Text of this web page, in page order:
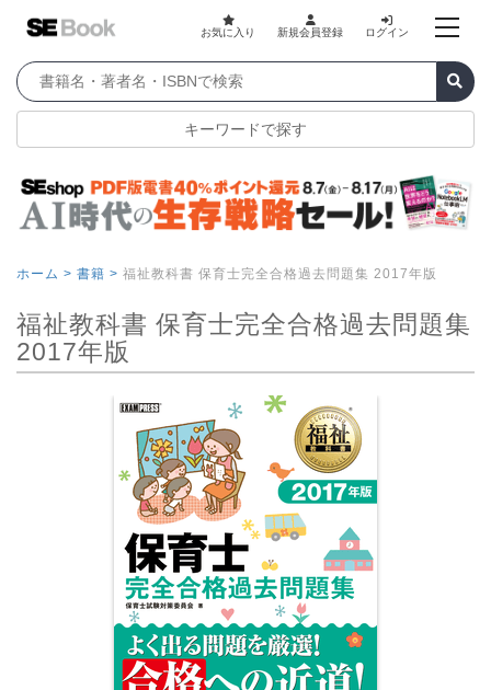
お気に入り 新規会員登録 ログイン
キーワードで探す
ホーム > 書籍 > 福祉教科書 保育士完全合格過去問題集 2017年版
福祉教科書 保育士完全合格過去問題集
2017年版